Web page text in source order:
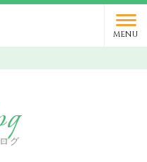
MENU
定休日 火曜日
グ